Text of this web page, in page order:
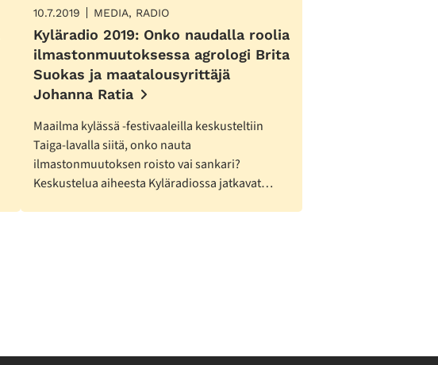
10.7.2019 MEDIA, RADIO
Kyläradio 2019: Onko naudalla roolia
ilmastonmuutoksessa agrologi Brita
Suokas ja maatalousyrittäjä
Johanna Ratia
Maailma kylässä -festivaaleilla keskusteltiin
Taiga-lavalla siitä, onko nauta
ilmastonmuutoksen roisto vai sankari?
Keskustelua aiheesta Kyläradiossa jatkavat…